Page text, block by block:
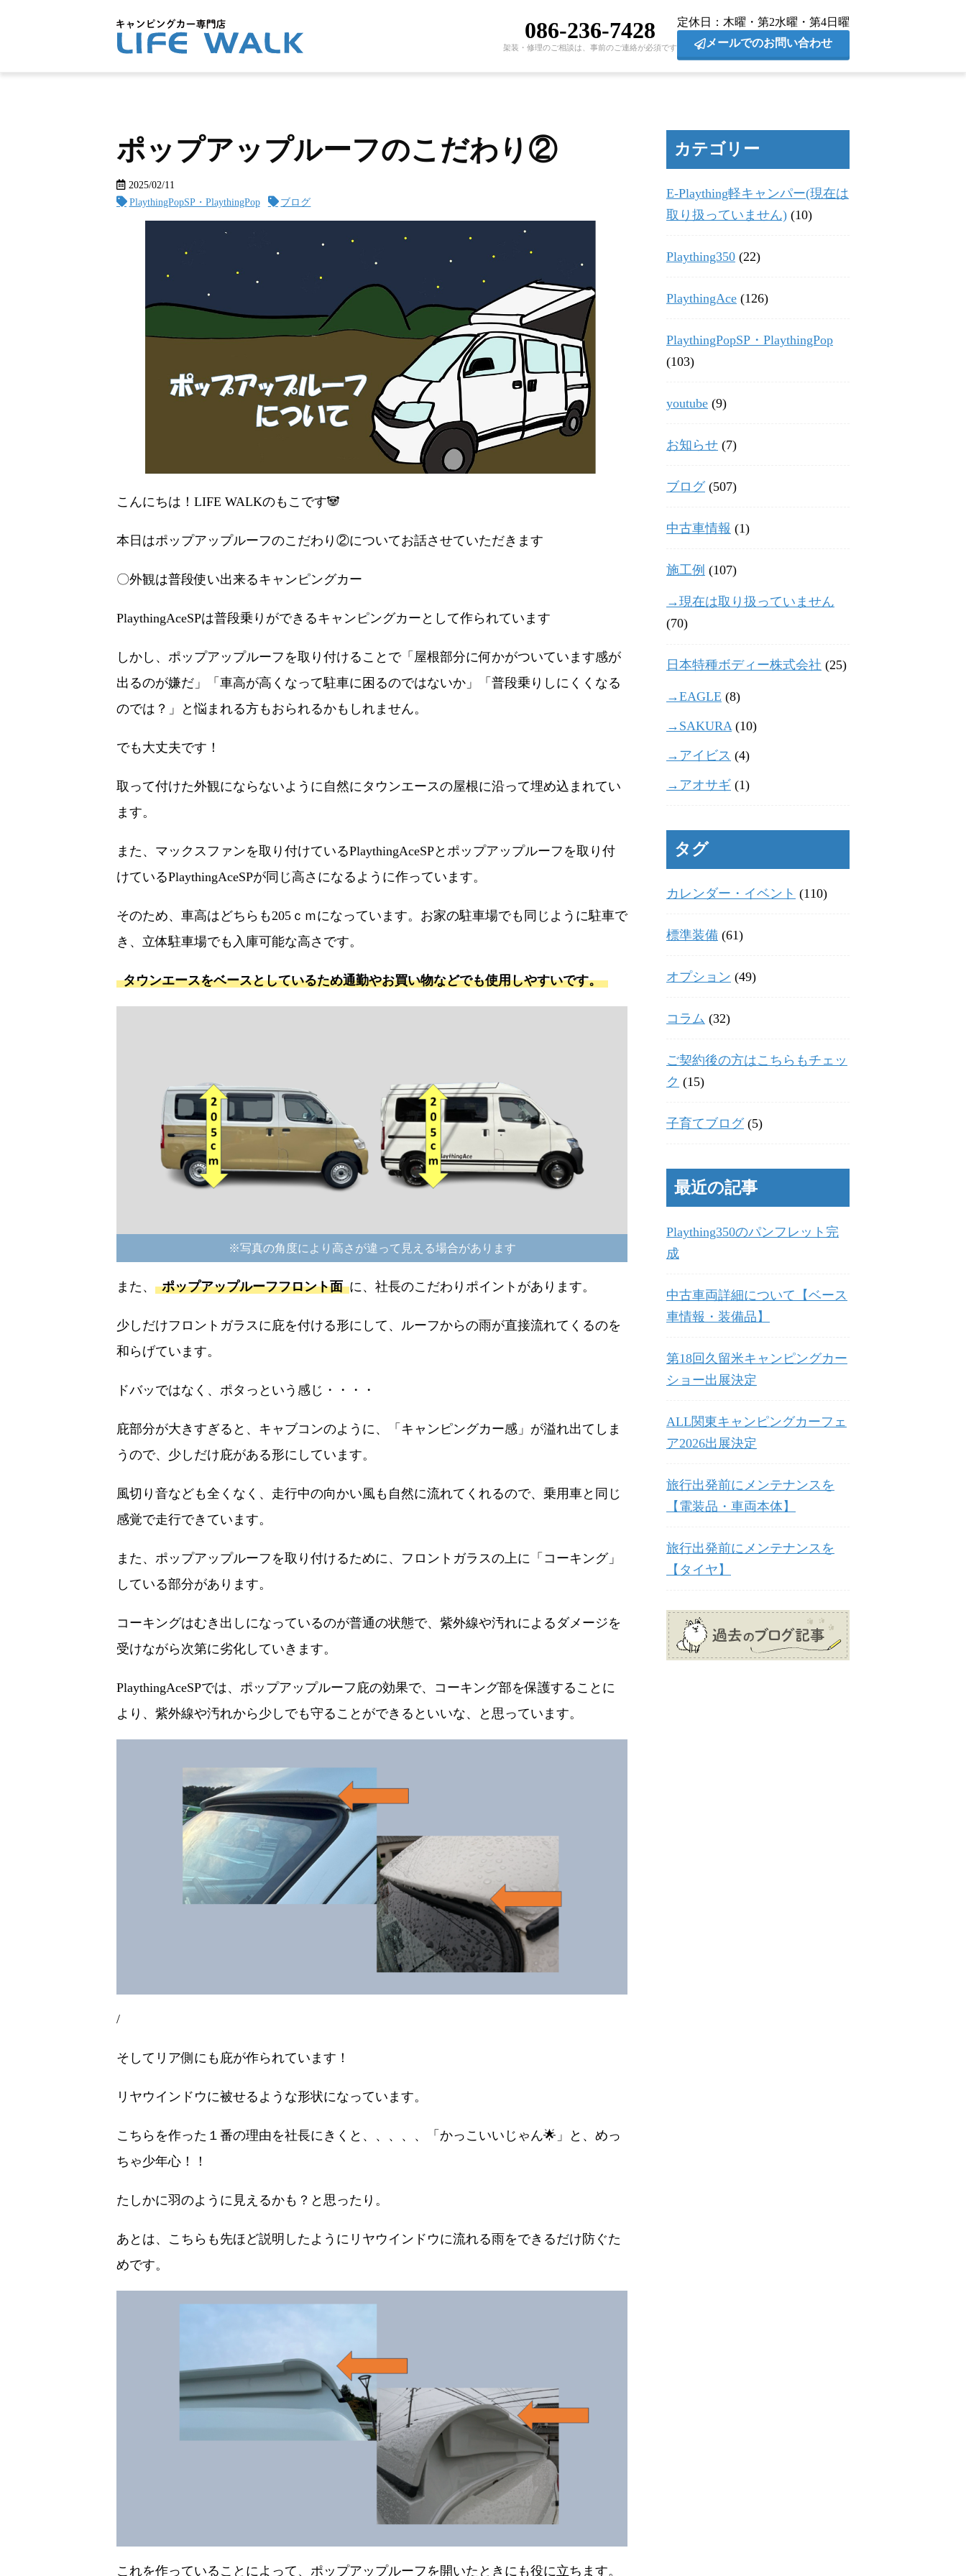
086-236-7428
架装・修理のご相談は、事前のご連絡が必須です
定休日
木曜・第2水曜・第4日曜
メールでのお問い合わせ
ポップアップルーフのこだわり②
2025/02/11
PlaythingPopSP・PlaythingPop
ブログ
こんにちは！LIFE WALKのもこです🐼
本日はポップアップルーフのこだわり②についてお話させていただきます
〇外観は普段使い出来るキャンピングカー
PlaythingAceSPは普段乗りができるキャンピングカーとして作られています
しかし、ポップアップルーフを取り付けることで「屋根部分に何かがついています感が
出るのが嫌だ」「車高が高くなって駐車に困るのではないか」「普段乗りしにくくなる
のでは？」と悩まれる方もおられるかもしれません。
でも大丈夫です！
取って付けた外観にならないように自然にタウンエースの屋根に沿って埋め込まれてい
ます。
また、マックスファンを取り付けているPlaythingAceSPとポップアップルーフを取り付
けているPlaythingAceSPが同じ高さになるように作っています。
そのため、車高はどちらも205ｃｍになっています。お家の駐車場でも同じように駐車で
き、立体駐車場でも入庫可能な高さです。
タウンエースをベースとしているため通勤やお買い物などでも使用しやすいです。
※写真の角度により高さが違って見える場合があります
また、 ポップアップルーフフロント面 に、社長のこだわりポイントがあります。
少しだけフロントガラスに庇を付ける形にして、ルーフからの雨が直接流れてくるのを
和らげています。
ドバッではなく、ポタっという感じ・・・・
庇部分が大きすぎると、キャブコンのように、「キャンピングカー感」が溢れ出てしま
うので、少しだけ庇がある形にしています。
風切り音なども全くなく、走行中の向かい風も自然に流れてくれるので、乗用車と同じ
感覚で走行できています。
また、ポップアップルーフを取り付けるために、フロントガラスの上に「コーキング」
している部分があります。
コーキングはむき出しになっているのが普通の状態で、紫外線や汚れによるダメージを
受けながら次第に劣化していきます。
PlaythingAceSPでは、ポップアップルーフ庇の効果で、コーキング部を保護することに
より、紫外線や汚れから少しでも守ることができるといいな、と思っています。
/
そしてリア側にも庇が作られています！
リヤウインドウに被せるような形状になっています。
こちらを作った１番の理由を社長にきくと、、、、、「かっこいいじゃん🌟」と、めっ
ちゃ少年心！！
たしかに羽のように見えるかも？と思ったり。
あとは、こちらも先ほど説明したようにリヤウインドウに流れる雨をできるだけ防ぐた
めです。
これを作っていることによって、ポップアップルーフを開いたときにも役に立ちます。
カテゴリー
E-Plaything軽キャンパー(現在は
取り扱っていません) (10)
Plaything350 (22)
PlaythingAce (126)
PlaythingPopSP・PlaythingPop
(103)
youtube (9)
お知らせ (7)
ブログ(507)
中古車情報 (1)
施工例 (107)
→現在は取り扱っていません
(70)
日本特種ボディー株式会社 (25)
→EAGLE (8)
→SAKURA(10)
→アイビス (4)
→アオサギ (1)
タグ
カレンダー・イベント (110)
標準装備 (61)
オプション (49)
コラム (32)
ご契約後の方はこちらもチェッ
ク (15)
子育てブログ(5)
最近の記事
Plaything350のパンフレット完
成
中古車両詳細について【ベース
車情報・装備品】
第18回久留米キャンピングカー
ショー出展決定
ALL関東キャンピングカーフェ
ア2026出展決定
旅行出発前にメンテナンスを
【電装品・車両本体】
旅行出発前にメンテナンスを
【タイヤ】